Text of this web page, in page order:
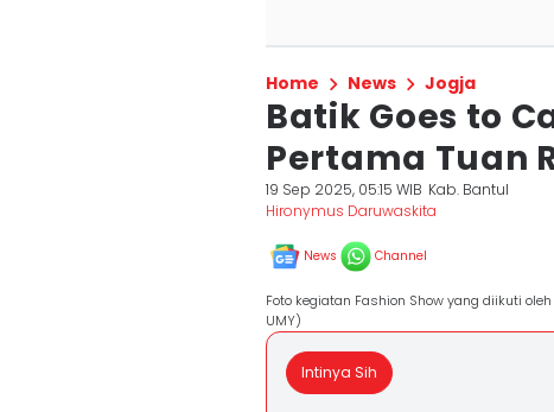
Home News Jogja
Batik Goes to
Pertama Tuan
19 Sep 2025, 05:15 WIB Kab. Bantul
Hironymus Daruwaskita
News Channel
Foto kegiatan Fashion Show yang diikuti
UMY)
Intinya Sih